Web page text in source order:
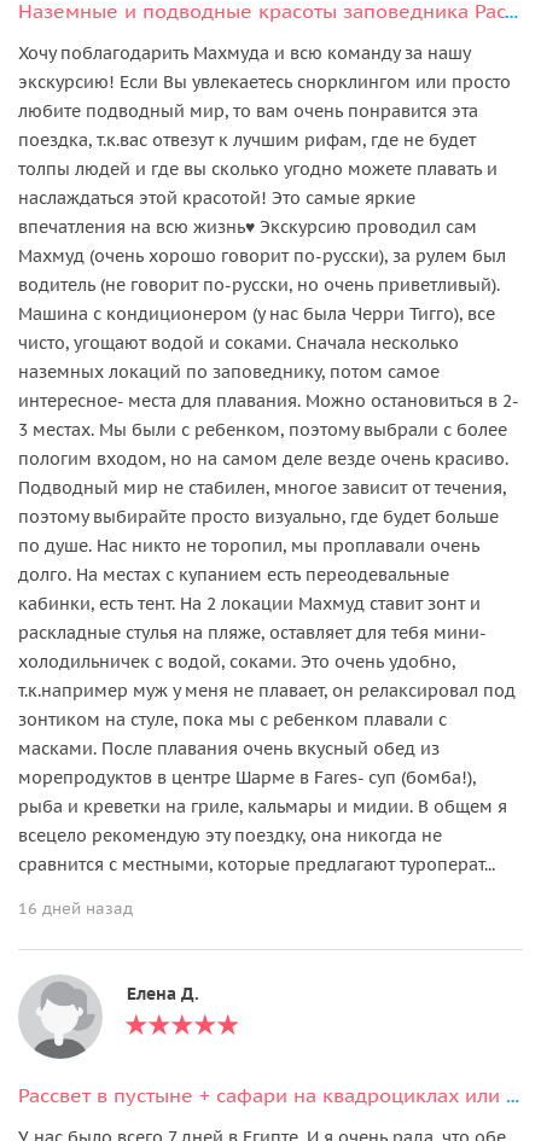
Наземные и подводные красоты заповедника Рас-Мохаммед +обед море продуктов
Хочу поблагодарить Махмуда и всю команду за нашу
экскурсию! Если Вы увлекаетесь снорклингом или просто
любите подводный мир, то вам очень понравится эта
поездка, т.к.вас отвезут к лучшим рифам, где не будет
толпы людей и где вы сколько угодно можете плавать и
наслаждаться этой красотой! Это самые яркие
впечатления на всю жизнь♥️ Экскурсию проводил сам
Махмуд (очень хорошо говорит по-русски), за рулем был
водитель (не говорит по-русски, но очень приветливый).
Машина с кондиционером (у нас была Черри Тигго), все
чисто, угощают водой и соками. Сначала несколько
наземных локаций по заповеднику, потом самое
интересное- места для плавания. Можно остановиться в 2-
3 местах. Мы были с ребенком, поэтому выбрали с более
пологим входом, но на самом деле везде очень красиво.
Подводный мир не стабилен, многое зависит от течения,
поэтому выбирайте просто визуально, где будет больше
по душе. Нас никто не торопил, мы проплавали очень
долго. На местах с купанием есть переодевальные
кабинки, есть тент. На 2 локации Махмуд ставит зонт и
раскладные стулья на пляже, оставляет для тебя мини-
холодильничек с водой, соками. Это очень удобно,
т.к.например муж у меня не плавает, он релаксировал под
зонтиком на стуле, пока мы с ребенком плавали с
масками. После плавания очень вкусный обед из
морепродуктов в центре Шарме в Fares- суп (бомба!),
рыба и креветки на гриле, кальмары и мидии. В общем я
всецело рекомендую эту поездку, она никогда не
сравнится с местными, которые предлагают туроперат...
16 дней назад
Елена Д.
Рассвет в пустыне + сафари на квадроциклах или багги (всё включено)